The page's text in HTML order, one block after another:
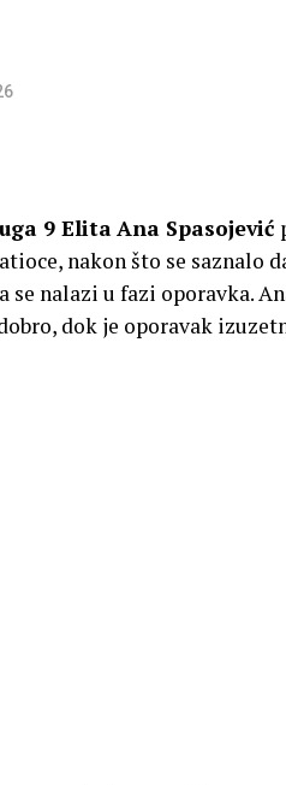
9 ElitaAna Spasojević
nakon što se saznalo
se nalazi u fazi oporavka.
dok je oporavak